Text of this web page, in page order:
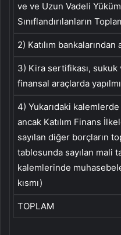
ve ve Uzun Vadeli
Sınıflandırılanların
2) Katılım bankalarından
3) Kira sertifikası, sukuk
finansal araçlarda
4) Yukarıdaki
ancak Katılım Finans
sayılan diğer borçların
tablosunda sayılan mali
kalemlerinde
kısmı)
TOPLAM